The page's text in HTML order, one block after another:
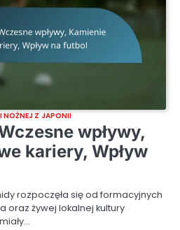
NOŻNEJ Z JAPONII
wpływy,
kariery, Wpływ
rozpoczęła się od formacyjnych
oraz żywej lokalnej kultury